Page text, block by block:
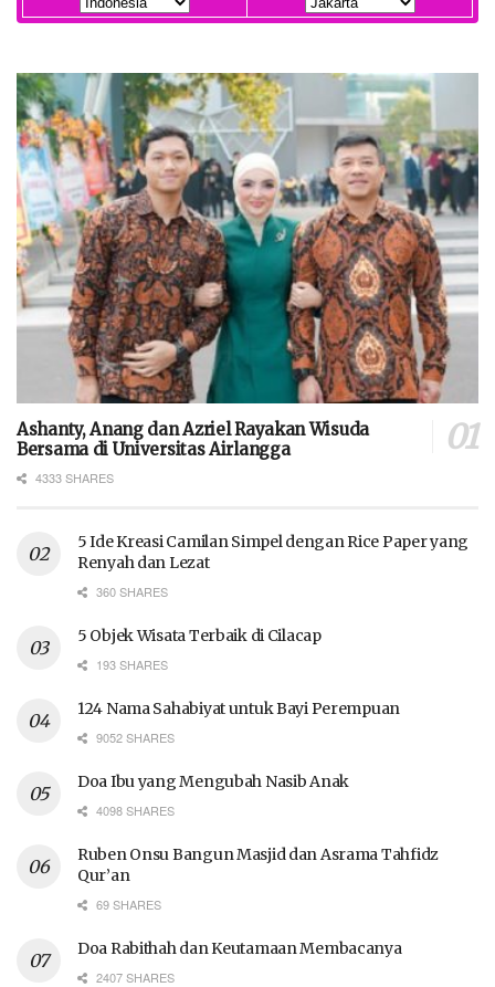
Ashanty, Anang dan Azriel Rayakan Wisuda
Bersama di Universitas Airlangga
4333 SHARES
5 Ide Kreasi Camilan Simpel dengan Rice Paper yang
Renyah dan Lezat
360 SHARES
5 Objek Wisata Terbaik di Cilacap
193 SHARES
124 Nama Sahabiyat untuk Bayi Perempuan
9052 SHARES
Doa Ibu yang Mengubah Nasib Anak
4098 SHARES
Ruben Onsu Bangun Masjid dan Asrama Tahfidz
Qur’an
69 SHARES
Doa Rabithah dan Keutamaan Membacanya
2407 SHARES